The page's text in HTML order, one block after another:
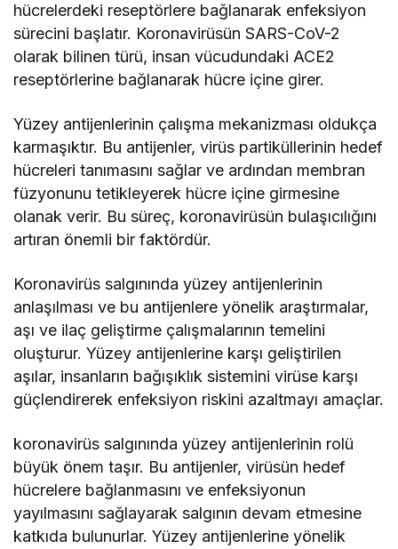
hücrelerdeki reseptörlere bağlanarak enfeksiyon
sürecini başlatır. Koronavirüsün SARS-CoV-2
olarak bilinen türü, insan vücudundaki ACE2
reseptörlerine bağlanarak hücre içine girer.
Yüzey antijenlerinin çalışma mekanizması oldukça
karmaşıktır. Bu antijenler, virüs partiküllerinin hedef
hücreleri tanımasını sağlar ve ardından membran
füzyonunu tetikleyerek hücre içine girmesine
olanak verir. Bu süreç, koronavirüsün bulaşıcılığını
artıran önemli bir faktördür.
Koronavirüs salgınında yüzey antijenlerinin
anlaşılması ve bu antijenlere yönelik araştırmalar,
aşı ve ilaç geliştirme çalışmalarının temelini
oluşturur. Yüzey antijenlerine karşı geliştirilen
aşılar, insanların bağışıklık sistemini virüse karşı
güçlendirerek enfeksiyon riskini azaltmayı amaçlar.
koronavirüs salgınında yüzey antijenlerinin rolü
büyük önem taşır. Bu antijenler, virüsün hedef
hücrelere bağlanmasını ve enfeksiyonun
yayılmasını sağlayarak salgının devam etmesine
katkıda bulunurlar. Yüzey antijenlerine yönelik